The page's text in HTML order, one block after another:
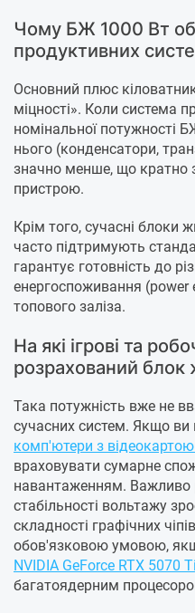
Чому БЖ 1000 Вт
продуктивних
Основний плюс
міцності». Коли система
номінальної потужності
нього (конденсатори,
значно менше, що кратно
пристрою.
Крім того, сучасні
часто підтримують
гарантує готовність до
енергоспоживання (power
топового заліза.
На які ігрові та
розрахований
Така потужність вже не
сучасних систем. Якщо ви
комп'ютери з відеокартою
враховувати сумарне
навантаженням. Важливо
стабільності вольтажу
складності графічних
обов'язковою умовою,
NVIDIA GeForce RTX 5070 Ti
багатоядерним